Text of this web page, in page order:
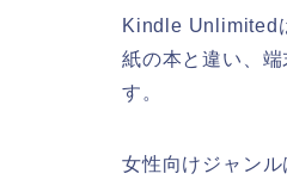
Kindle Unlimited
紙の本と違い、
す。
女性向けジャン